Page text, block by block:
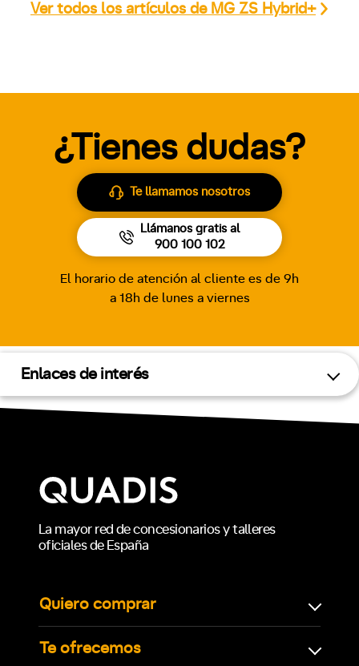
Ver todos los artículos de MG ZS Hybrid+
¿Tienes dudas?
Te llamamos nosotros
Llámanos gratis al
900 100 102
El horario de atención al cliente es de 9h
a 18h de lunes a viernes
Enlaces de interés
La mayor red de concesionarios y talleres
oficiales de España
Quiero comprar
Te ofrecemos